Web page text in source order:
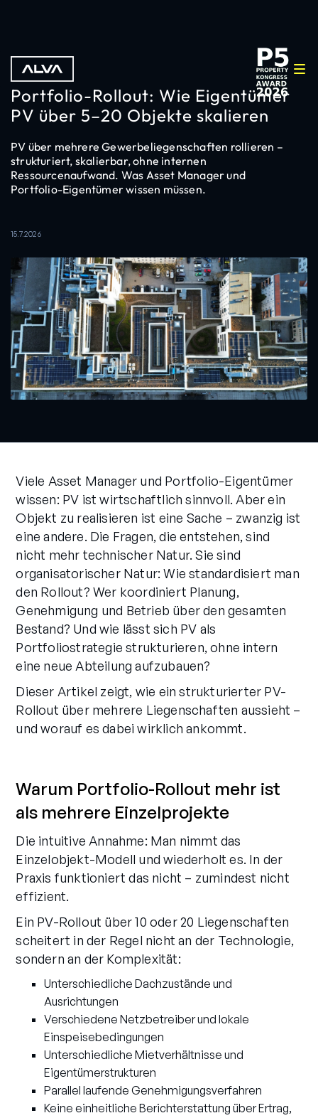
Portfolio-Rollout: Wie Eigentümer
PV über 5–20 Objekte skalieren
PV über mehrere Gewerbeliegenschaften rollieren –
strukturiert, skalierbar, ohne internen
Ressourcenaufwand. Was Asset Manager und
Portfolio-Eigentümer wissen müssen.
15.7.2026
Viele Asset Manager und Portfolio-Eigentümer
wissen: PV ist wirtschaftlich sinnvoll. Aber ein
Objekt zu realisieren ist eine Sache – zwanzig ist
eine andere. Die Fragen, die entstehen, sind
nicht mehr technischer Natur. Sie sind
organisatorischer Natur: Wie standardisiert man
den Rollout? Wer koordiniert Planung,
Genehmigung und Betrieb über den gesamten
Bestand? Und wie lässt sich PV als
Portfoliostrategie strukturieren, ohne intern
eine neue Abteilung aufzubauen?
Dieser Artikel zeigt, wie ein strukturierter PV-
Rollout über mehrere Liegenschaften aussieht –
und worauf es dabei wirklich ankommt.
Warum Portfolio-Rollout mehr ist
als mehrere Einzelprojekte
Die intuitive Annahme: Man nimmt das
Einzelobjekt-Modell und wiederholt es. In der
Praxis funktioniert das nicht – zumindest nicht
effizient.
Ein PV-Rollout über 10 oder 20 Liegenschaften
scheitert in der Regel nicht an der Technologie,
sondern an der Komplexität:
Unterschiedliche Dachzustände und
Ausrichtungen
Verschiedene Netzbetreiber und lokale
Einspeisebedingungen
Unterschiedliche Mietverhältnisse und
Eigentümerstrukturen
Parallel laufende Genehmigungsverfahren
Keine einheitliche Berichterstattung über Ertrag,